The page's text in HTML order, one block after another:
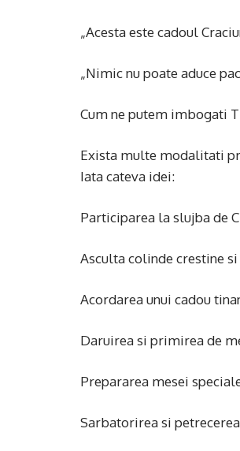
„Acesta este cadoul
„Nimic nu poate aduce
Cum ne putem imbogati
Exista multe modalitati
Iata cateva idei:
Participarea la slujba de
Asculta colinde crestine
Acordarea unui cadou
Daruirea si primirea de
Prepararea mesei
Sarbatorirea si